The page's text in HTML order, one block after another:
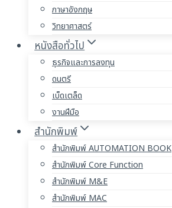
ภาษาอังกฤษ
วิทยาศาสตร์
หนังสือทั่วไป
ธุรกิจและการลงทุน
ดนตรี
เบ็ดเตล็ด
งานฝีมือ
สำนักพิมพ์
สำนักพิมพ์ AUTOMATION BOOK
สำนักพิมพ์ Core Function
สำนักพิมพ์ M&E
สำนักพิมพ์ MAC